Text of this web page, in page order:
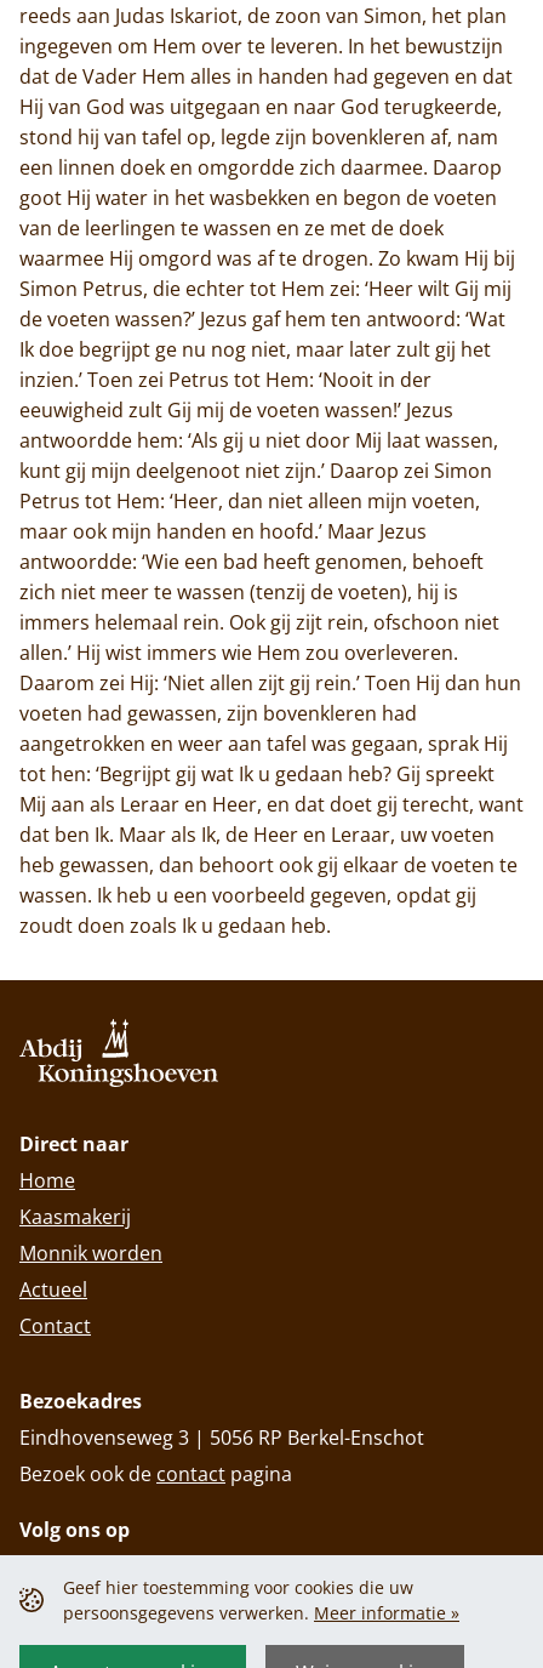
Geef hier toestemming voor cookies die uw
persoonsgegevens verwerken. Meer informatie »
reeds aan Judas Iskariot, de zoon van Simon, het plan
ingegeven om Hem over te leveren. In het bewustzijn
dat de Vader Hem alles in handen had gegeven en dat
Hij van God was uitgegaan en naar God terugkeerde,
stond hij van tafel op, legde zijn bovenkleren af, nam
een linnen doek en omgordde zich daarmee. Daarop
goot Hij water in het wasbekken en begon de voeten
van de leerlingen te wassen en ze met de doek
waarmee Hij omgord was af te drogen. Zo kwam Hij bij
Simon Petrus, die echter tot Hem zei: ‘Heer wilt Gij mij
de voeten wassen?’ Jezus gaf hem ten antwoord: ‘Wat
Ik doe begrijpt ge nu nog niet, maar later zult gij het
inzien.’ Toen zei Petrus tot Hem: ‘Nooit in der
eeuwigheid zult Gij mij de voeten wassen!’ Jezus
antwoordde hem: ‘Als gij u niet door Mij laat wassen,
kunt gij mijn deelgenoot niet zijn.’ Daarop zei Simon
Petrus tot Hem: ‘Heer, dan niet alleen mijn voeten,
maar ook mijn handen en hoofd.’ Maar Jezus
antwoordde: ‘Wie een bad heeft genomen, behoeft
zich niet meer te wassen (tenzij de voeten), hij is
immers helemaal rein. Ook gij zijt rein, ofschoon niet
allen.’ Hij wist immers wie Hem zou overleveren.
Daarom zei Hij: ‘Niet allen zijt gij rein.’ Toen Hij dan hun
voeten had gewassen, zijn bovenkleren had
aangetrokken en weer aan tafel was gegaan, sprak Hij
tot hen: ‘Begrijpt gij wat Ik u gedaan heb? Gij spreekt
Mij aan als Leraar en Heer, en dat doet gij terecht, want
dat ben Ik. Maar als Ik, de Heer en Leraar, uw voeten
heb gewassen, dan behoort ook gij elkaar de voeten te
wassen. Ik heb u een voorbeeld gegeven, opdat gij
zoudt doen zoals Ik u gedaan heb.
Direct naar
Home
Kaasmakerij
Monnik worden
Actueel
Contact
Bezoekadres
Eindhovenseweg 3 | 5056 RP Berkel-Enschot
Bezoek ook de contact pagina
Volg ons op